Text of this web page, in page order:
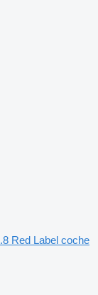
Red Label coche